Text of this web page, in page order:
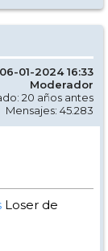
01-2024 16:33
Moderador
20 años antes
Mensajes: 45.283
Loser de